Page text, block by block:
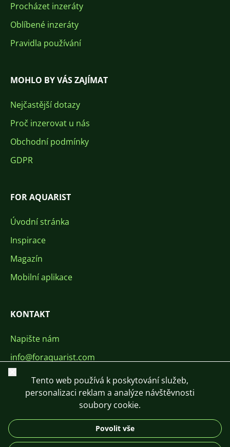
Procházet inzeráty
Oblíbené inzeráty
Pravidla používání
MOHLO BY VÁS ZAJÍMAT
Nejčastější dotazy
Proč inzerovat u nás
Obchodní podmínky
GDPR
FOR AQUARIST
Úvodní stránka
Inspirace
Magazín
Mobilní aplikace
KONTAKT
Napište nám
info@foraquarist.com
+420 603 449 602
Zavřít
Tento web používá k poskytování služeb,
personalizaci reklam a analýze návštěvnosti
soubory cookie.
Povolit vše